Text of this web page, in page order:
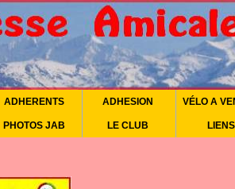
ADHERENTS ADHESION VÉLO A
PHOTOS JAB LE CLUB LIENS